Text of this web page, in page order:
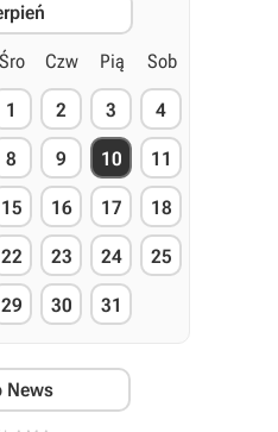
Śro Czw Pią Sob
1 2 3 4
8 9 10 11
15 16 17 18
22 23 24 25
29 30 31
News